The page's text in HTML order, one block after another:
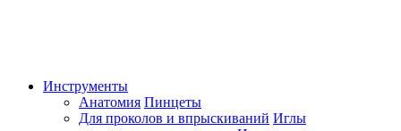
Инструменты
Анатомия Пинцеты
Для проколов и впрыскиваний Иглы